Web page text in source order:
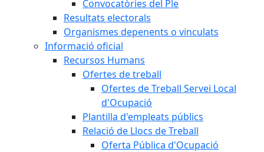
Convocatòries del Ple
Resultats electorals
Organismes depenents o vinculats
Informació oficial
Recursos Humans
Ofertes de treball
Ofertes de Treball Servei Local
d'Ocupació
Plantilla d'empleats públics
Relació de Llocs de Treball
Oferta Pública d'Ocupació